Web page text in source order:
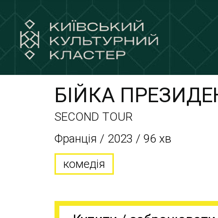
БІЙКА
SECOND TOUR
Франція / 2023 / 96 хв
комедія